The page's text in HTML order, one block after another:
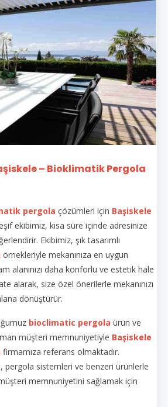
– Bioklimatik Pergola
pergola çözümleri için Başiskele
ekibimiz, kısa süre içinde adresinize
Ekibimiz, şık tasarımlı
örnekleriyle mekanınıza en uygun
alanınızı daha konforlu ve estetik hale
alarak, size özel önerilerle mekanınızı
dönüştürür.
bioclimatic pergola ürün ve
müşteri memnuniyetiyle Başiskele
firmamıza referans olmaktadır.
pergola sistemleri ve benzeri ürünlerle
memnuniyetini sağlamak için